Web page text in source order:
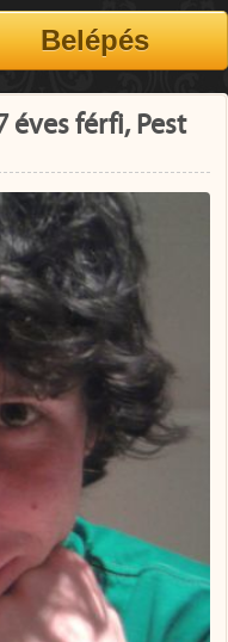
éves férfi, Pest